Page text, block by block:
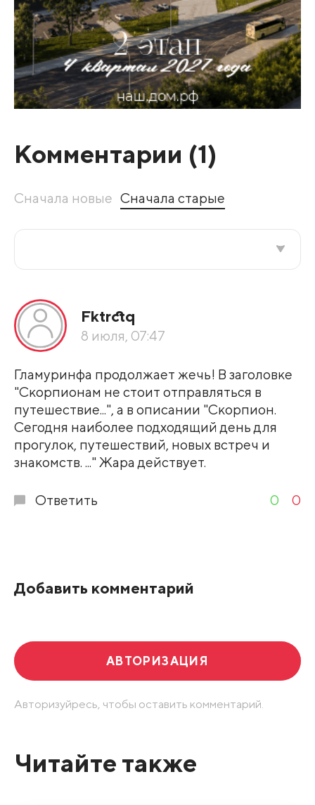
Комментарии (1)
Сначала новые Сначала старые
По рейтингу
Развернуть все
Fktrctq
8 июля, 07:47
Гламуринфа продолжает жечь! В заголовке
"Скорпионам не стоит отправляться в
путешествие...", а в описании "Скорпион.
Сегодня наиболее подходящий день для
прогулок, путешествий, новых встреч и
знакомств. ..." Жара действует.
Ответить 0 0
Добавить комментарий
АВТОРИЗАЦИЯ
Авторизуйресь, чтобы оставить комментарий.
Читайте также